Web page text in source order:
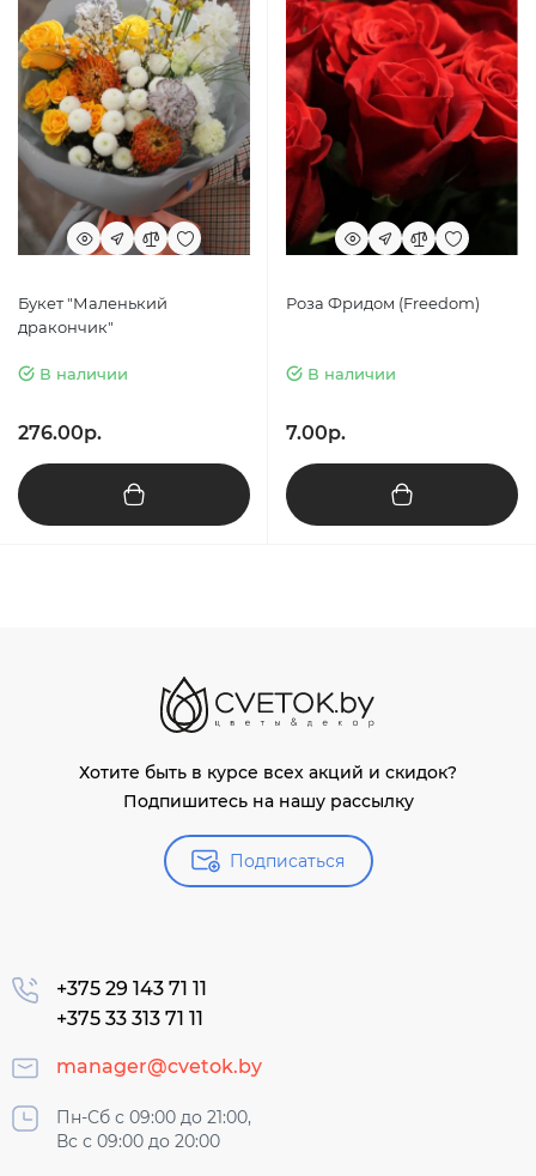
Букет "Маленький
дракончик"
В наличии
276.00р.
Роза Фридом (Freedom)
В наличии
7.00р.
Хотите быть в курсе всех акций и скидок?
Подпишитесь на нашу рассылку
Подписаться
+375 29 143 71 11
+375 33 313 71 11
manager@cvetok.by
Пн-Сб с 09:00 до 21:00,
Вс с 09:00 до 20:00